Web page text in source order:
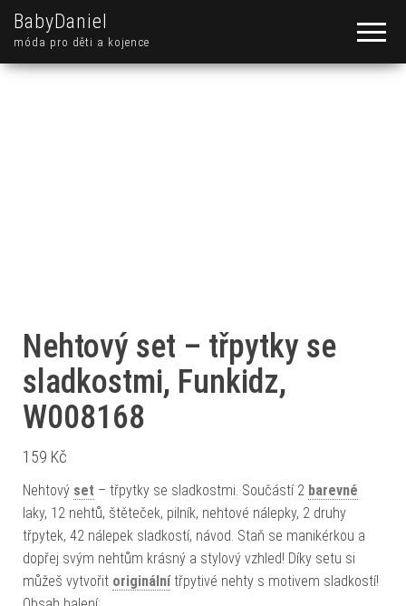
BabyDaniel
móda pro děti a kojence
Nehtový set – třpytky se
sladkostmi, Funkidz,
W008168
159 Kč
Nehtový set – třpytky se sladkostmi. Součástí 2 barevné
laky, 12 nehtů, štěteček, pilník, nehtové nálepky, 2 druhy
třpytek, 42 nálepek sladkostí, návod. Staň se manikérkou a
dopřej svým nehtům krásný a stylový vzhled! Díky setu si
můžeš vytvořit originálnítřpytivé nehty s motivem sladkostí!